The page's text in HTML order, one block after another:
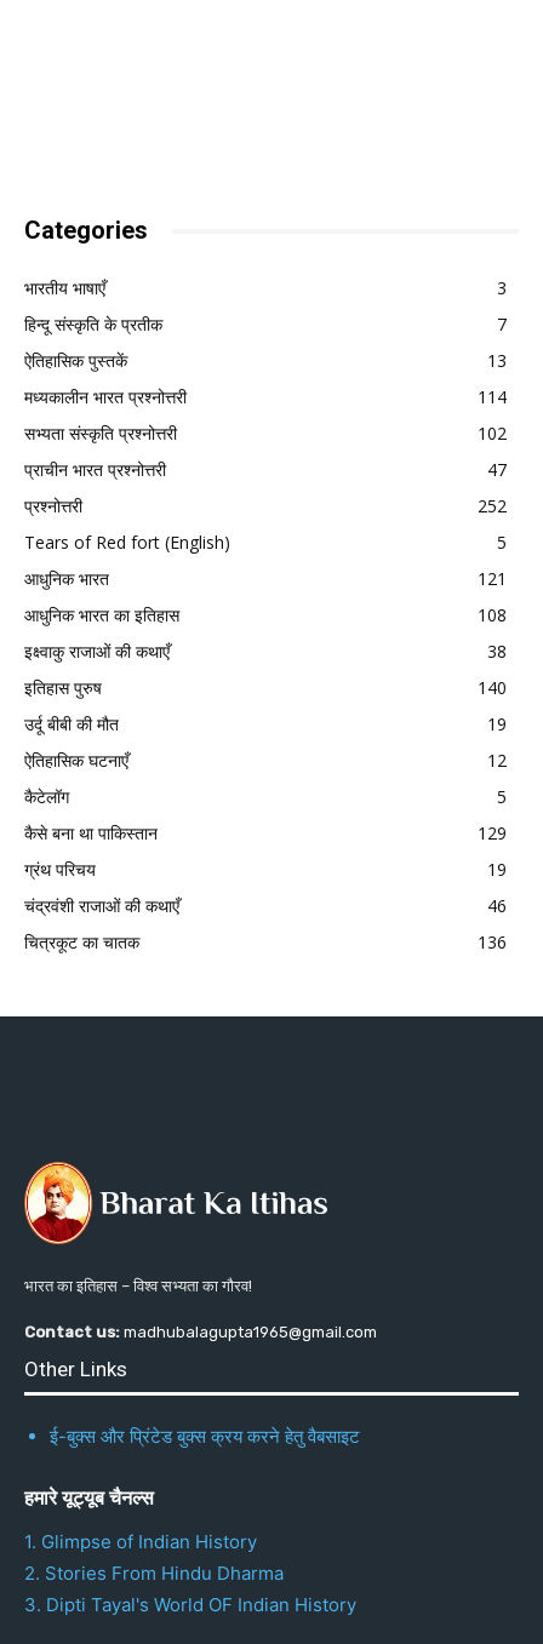
Categories
भारतीय भाषाएँ
3
हिन्दू संस्कृति के प्रतीक
7
ऐतिहासिक पुस्तकें
13
मध्यकालीन भारत प्रश्नोत्तरी
114
सभ्यता संस्कृति प्रश्नोत्तरी
102
प्राचीन भारत प्रश्नोत्तरी
47
प्रश्नोत्तरी
252
Tears of Red fort (English)
5
आधुनिक भारत
121
आधुनिक भारत का इतिहास
108
इक्ष्वाकु राजाओं की कथाएँ
38
इतिहास पुरुष
140
उर्दू बीबी की मौत
19
ऐतिहासिक घटनाएँ
12
कैटेलॉग
5
कैसे बना था पाकिस्तान
129
ग्रंथ परिचय
19
चंद्रवंशी राजाओं की कथाएँ
46
चित्रकूट का चातक
136
भारत का इतिहास – विश्व सभ्यता का गौरव!
Contact us: madhubalagupta1965@gmail.com
Other Links
ई-बुक्स और प्रिंटेड बुक्स क्रय करने हेतु वैबसाइट
हमारे यूट्यूब चैनल्स
1. Glimpse of Indian History
2. Stories From Hindu Dharma
3. Dipti Tayal's World OF Indian History